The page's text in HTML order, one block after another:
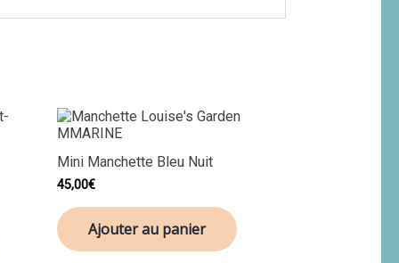
Mini Manchette Bleu Nuit
45,00€
Ajouter au panier